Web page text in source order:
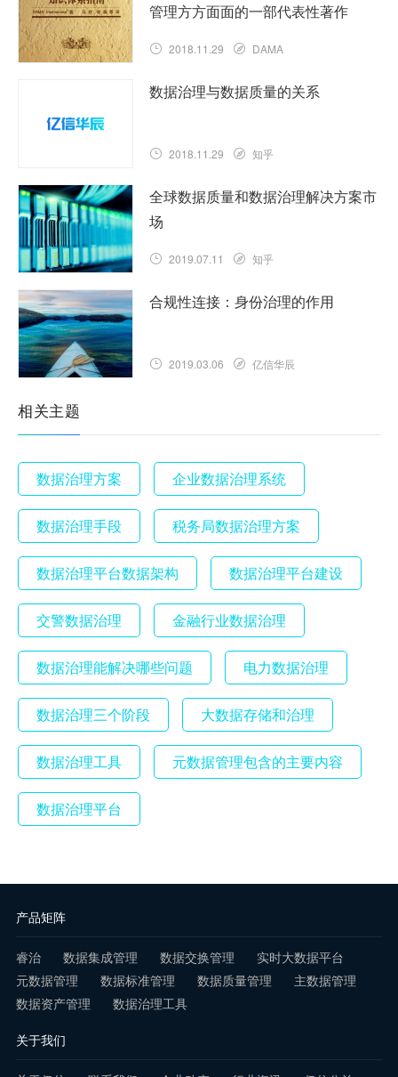
管理方方面面的一部代表性著作
2018.11.29 DAMA
数据治理与数据质量的关系
2018.11.29 知乎
全球数据质量和数据治理解决方案市
场
2019.07.11 知乎
合规性连接：身份治理的作用
2019.03.06 亿信华辰
相关主题
数据治理方案 企业数据治理系统
数据治理手段 税务局数据治理方案
数据治理平台数据架构 数据治理平台建设
交警数据治理 金融行业数据治理
数据治理能解决哪些问题 电力数据治理
数据治理三个阶段 大数据存储和治理
数据治理工具 元数据管理包含的主要内容
数据治理平台
产品矩阵
睿治 数据集成管理 数据交换管理
实时大数据平台
元数据管理
数据标准管理 数据质量管理
主数据管理
数据资产管理
数据治理工具
关于我们